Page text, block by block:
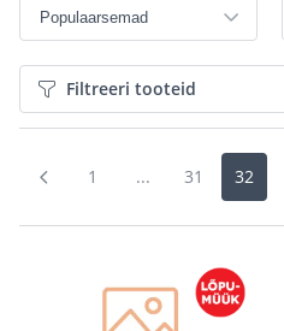
Filtreeri tooteid
1 ... 31 32